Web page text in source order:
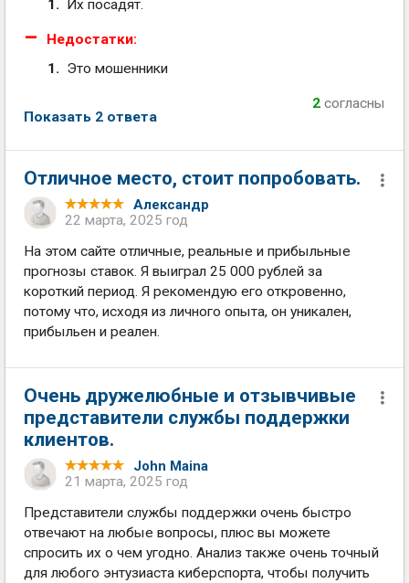
Их посадят.
Недостатки:
Это мошенники
2 согласны
Показать 2 ответа
Отличное место, стоит попробовать.
Александр
22 марта, 2025 год
На этом сайте отличные, реальные и прибыльные
прогнозы ставок. Я выиграл 25 000 рублей за
короткий период. Я рекомендую его откровенно,
потому что, исходя из личного опыта, он уникален,
прибыльен и реален.
Очень дружелюбные и отзывчивые
представители службы поддержки
клиентов.
John Maina
21 марта, 2025 год
Представители службы поддержки очень быстро
отвечают на любые вопросы, плюс вы можете
спросить их о чем угодно. Анализ также очень точный
для любого энтузиаста киберспорта, чтобы получить